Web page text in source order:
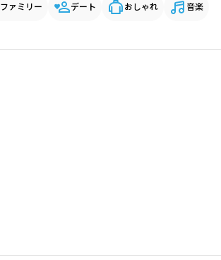
ファミリー デート おしゃれ 音楽